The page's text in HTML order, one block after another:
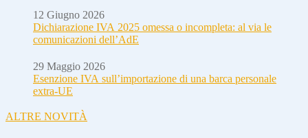
12 Giugno 2026
Dichiarazione IVA 2025 omessa o incompleta: al via le
comunicazioni dell’AdE
29 Maggio 2026
Esenzione IVA sull’importazione di una barca personale
extra-UE
ALTRE NOVITÀ